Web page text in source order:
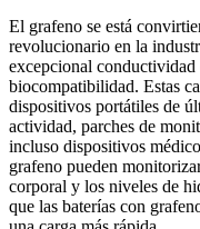
El grafeno se está
revolucionario en la
excepcional
biocompatibilidad. Estas
dispositivos portátiles de
actividad, parches de
incluso dispositivos
grafeno pueden
corporal y los niveles de
que las baterías con